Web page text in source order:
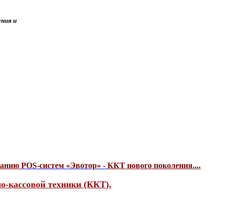
и
POS-систем «Эвотор» - ККТ нового поколения....
кассовой техники (ККТ).